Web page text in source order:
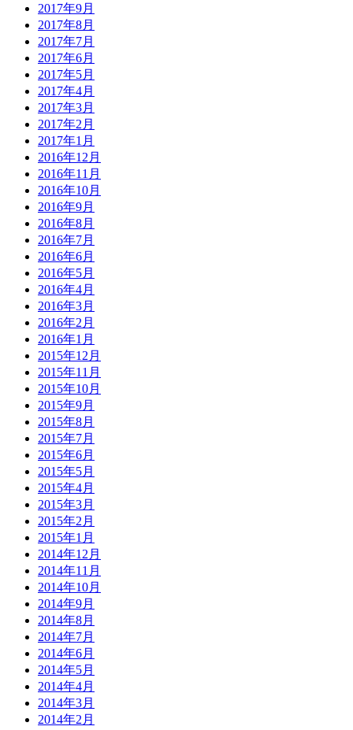
2017年9月
2017年8月
2017年7月
2017年6月
2017年5月
2017年4月
2017年3月
2017年2月
2017年1月
2016年12月
2016年11月
2016年10月
2016年9月
2016年8月
2016年7月
2016年6月
2016年5月
2016年4月
2016年3月
2016年2月
2016年1月
2015年12月
2015年11月
2015年10月
2015年9月
2015年8月
2015年7月
2015年6月
2015年5月
2015年4月
2015年3月
2015年2月
2015年1月
2014年12月
2014年11月
2014年10月
2014年9月
2014年8月
2014年7月
2014年6月
2014年5月
2014年4月
2014年3月
2014年2月